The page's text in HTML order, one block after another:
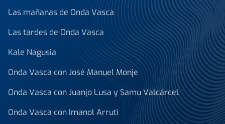
Las mañanas de Onda Vasca
Las tardes de Onda Vasca
Kale Nagusia
Onda Vasca con José Manuel Monje
Onda Vasca con Juanjo Lusa y Samu Valcárcel
Onda Vasca con Imanol Arruti